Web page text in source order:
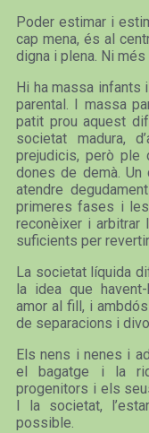
Poder estimar i
cap mena, és al
digna i plena. Ni més
Hi ha massa infants
parental. I massa
patit prou aquest
societat madura,
prejudicis, però ple
dones de demà.
atendre
primeres fases i
reconèixer i arbitrar
suficients per
La societat líquida
la idea que
amor al fill, i
de separacions i
Els nens i nenes i
el bagatge i la
progenitors i els
I la societat,
possible.